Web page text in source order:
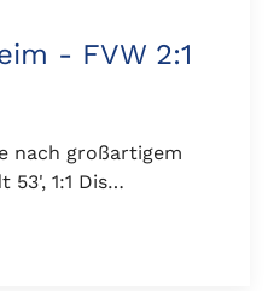
- FVW 2:1
nach großartigem
53', 1:1 Dis…